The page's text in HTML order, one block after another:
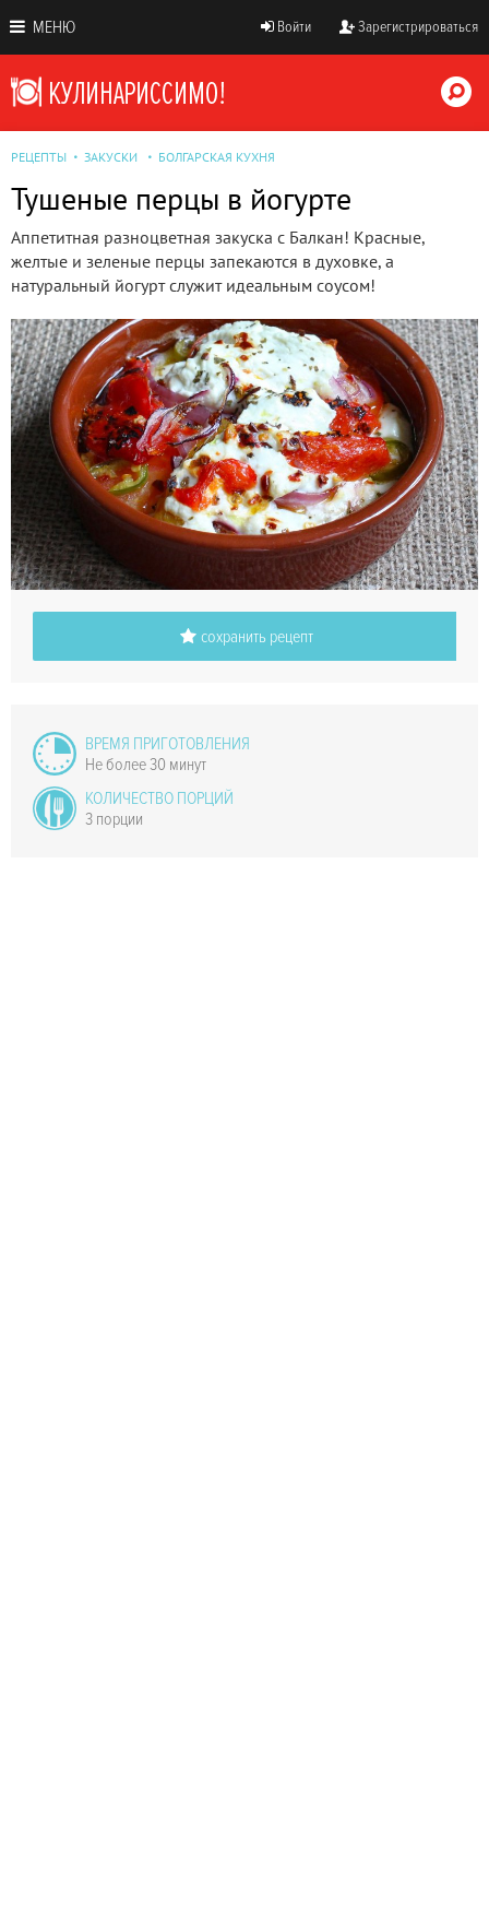
МЕНЮ Войти Зарегистрироваться
РЕЦЕПТЫ ЗАКУСКИ БОЛГАРСКАЯ КУХНЯ
Тушеные перцы в йогурте
Аппетитная разноцветная закуска с Балкан! Красные,
желтые и зеленые перцы запекаются в духовке, а
натуральный йогурт служит идеальным соусом!
сохранить рецепт
ВРЕМЯ ПРИГОТОВЛЕНИЯ
Не более 30 минут
КОЛИЧЕСТВО ПОРЦИЙ
3 порции